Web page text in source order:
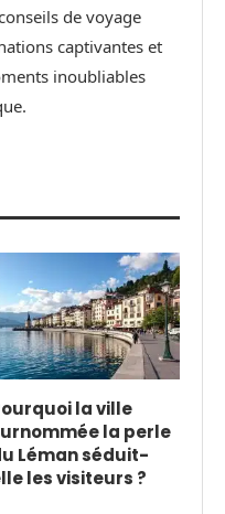
de voyage
captivantes et
inoubliables
la ville
la perle
Léman séduit-
les visiteurs ?